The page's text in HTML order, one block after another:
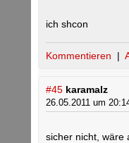
ich shcon
Kommentieren |
#45 karamalz
26.05.2011 um
sicher nicht, wäre